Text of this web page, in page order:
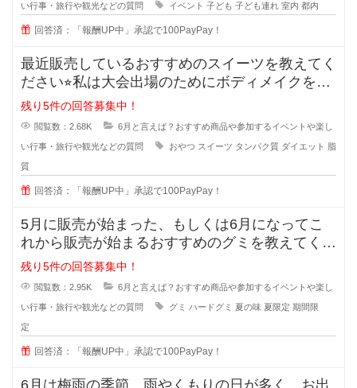
い行事・旅行や観光などの質問 イベント 子ども 子ども連れ 室内 都内
回答済：「報酬UP中」承認で100PayPay！
最近販売しているおすすめのスイーツを教えてく
ださい⭐︎私は大会出場のためにボディメイクをし
ていて、いつも高
残り5件の回答募集中！
閲覧数：2.68K 6月と言えば？おすすめ商品や参加するイベントや楽し
い行事・旅行や観光などの質問 おやつ スイーツ タンパク質 ダイエット 脂
質
回答済：「報酬UP中」承認で100PayPay！
5月に販売が始まった、もしくは6月になってこ
れから販売が始まるおすすめのグミを教えてくだ
さい⭐︎夏前になる
残り5件の回答募集中！
閲覧数：2.95K 6月と言えば？おすすめ商品や参加するイベントや楽し
い行事・旅行や観光などの質問 グミ ハードグミ 夏の味 夏限定 期間限
定
回答済：「報酬UP中」承認で100PayPay！